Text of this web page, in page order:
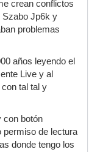
crean conflictos
Szabo Jp6k y
problemas
años leyendo el
Live y al
tal tal y
con botón
permiso de lectura
donde tengo los